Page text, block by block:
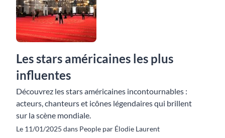
Les stars américaines les plus
influentes
Découvrez les stars américaines incontournables :
acteurs, chanteurs et icônes légendaires qui brillent
sur la scène mondiale.
Le 11/01/2025 dans People par Élodie Laurent